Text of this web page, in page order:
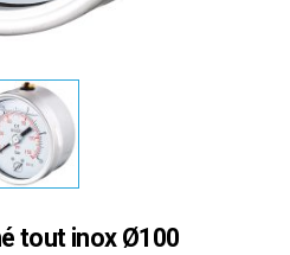
tout inox Ø100